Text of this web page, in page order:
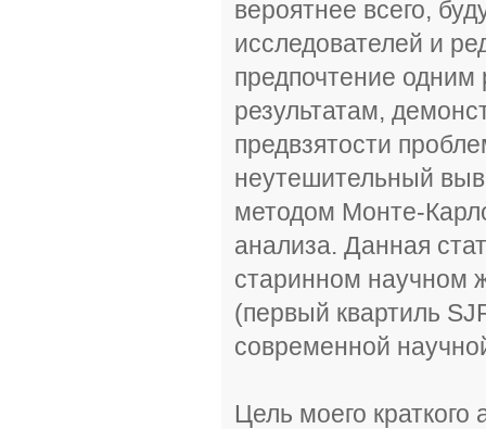
вероятнее всего,
исследователей и
предпочтение одним
результатам,
предвзятости
неутешительный
методом Монте-
анализа. Данная
старинном научном
(первый квартиль
современной
Цель моего краткого